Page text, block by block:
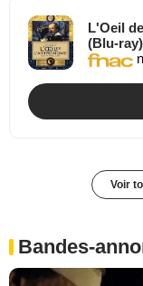
L'Oeil
(Blu-ray)
Voir
Bandes-